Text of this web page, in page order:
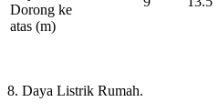
Dorong ke
atas (m)
8. Daya Listrik Rumah.